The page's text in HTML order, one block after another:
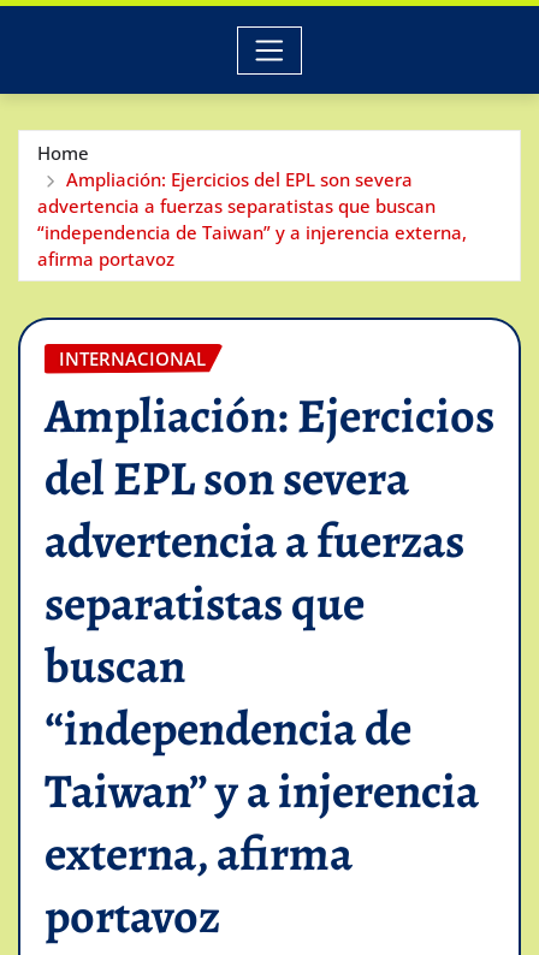
Home
Ampliación: Ejercicios del EPL son severa
advertencia a fuerzas separatistas que buscan
“independencia de Taiwan” y a injerencia externa,
afirma portavoz
INTERNACIONAL
Ampliación: Ejercicios
del EPL son severa
advertencia a fuerzas
separatistas que
buscan
“independencia de
Taiwan” y a injerencia
externa, afirma
portavoz